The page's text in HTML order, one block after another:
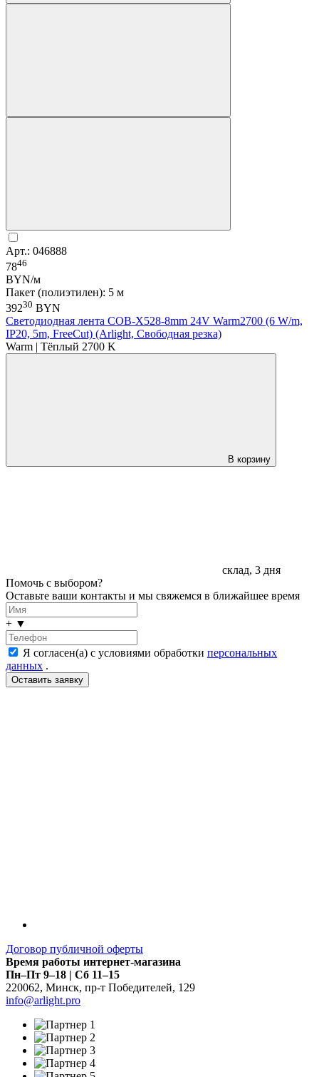
Арт.: 046888
7846
BYN/м
Пакет (полиэтилен): 5 м
39230 BYN
Светодиодная лента COB-X528-8mm 24V Warm2700 (6 W/m,
IP20, 5m, FreeCut) (Arlight, Свободная резка)
Warm | Тёплый 2700 K
В корзину
склад, 3 дня
Помочь с выбором?
Оставьте ваши контакты и мы свяжемся в ближайшее время
+ ▼
Я согласен(а) с условиями обработки персональных
данных .
Договор публичной оферты
Время работы интернет-магазина
Пн–Пт 9–18 | Сб 11–15
220062, Минск, пр-т Победителей, 129
info@arlight.pro